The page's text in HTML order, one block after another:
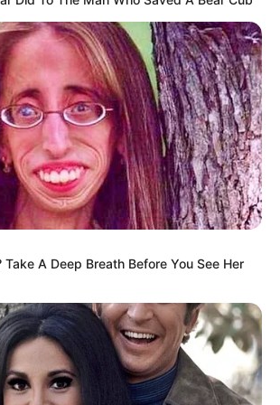
(foto: istockphoto)
bahwa batik masuk ke dalam jenis seni
cara pembuatannya menggunakan teknik
Take A Deep Breath Before You See Her